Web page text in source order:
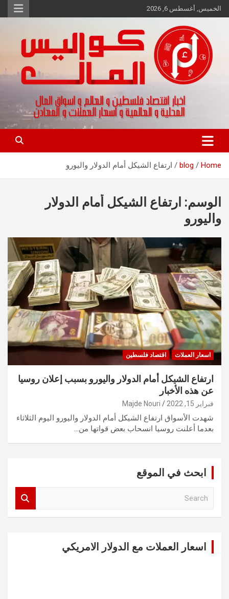
Skip
to
الخميس, أغسطس 6, 2026
كواليس المال
اخبار اقتصاد فلسطين و العالم و تقارير اسواق المال و العملات
Home
blog ارتفاع الشيكل أمام الدولار واليورو
الوسم: ارتفاع الشيكل أمام الدولار
واليورو
اسعار العملات اقتصاد فلسطين
ارتفاع الشيكل أمام الدولار واليورو بسبب إعلان روسيا
عن هذه الأخبار
فبراير 15, 2022 Majde Nouri
شهدت الأسواق ارتفاع الشيكل أمام الدولار واليورو اليوم الثلاثاء
بعدما أعلنت روسيا انسحاب بعض قواتها من…
ابحث في الموقع
اسعار العملات مع الدولار الامريكي